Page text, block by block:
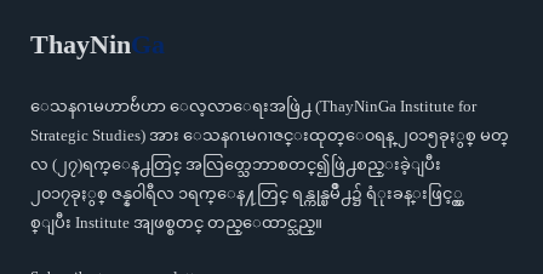
ThayNinGa
ေသနဂၤမဟာဗ်ဴဟာ ေလ့လာေရးအဖြဲ႕ (ThayNinGa Institute for
Strategic Studies) အား ေသနဂၤမဂၢဇင္းထုတ္ေ၀ရန္ ၂၀၁၅ခုႏွစ္ မတ္
လ (၂၇)ရက္ေန႕တြင္ အလြတ္သေဘာစတင္၍ဖြဲ႕စည္းခဲ့ျပီး
၂၀၁၇ခုႏွစ္ ဇန္န၀ါရီလ ၁ရက္ေန႔တြင္ ရန္ကုန္ၿမိဳ႕၌ ရံုးခန္းဖြင့္လွ
စ္ျပီး Institute အျဖစ္စတင္ တည္ေထာင္သည္။